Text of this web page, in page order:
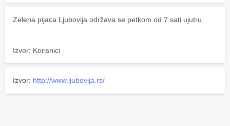
Zelena pijaca Ljubovija održava se petkom od 7 sati ujutru.
Izvor: Korisnici
Izvor: http://www.ljubovija.rs/